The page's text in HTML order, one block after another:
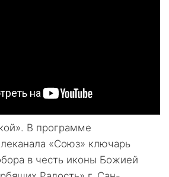
В программе
«Союз» ключарь
в честь иконы Божией